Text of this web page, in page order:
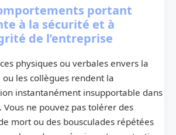
portant
à la sécurité et à
de l’entreprise
physiques ou verbales envers la
les collègues rendent la
instantanément insupportable dans
Vous ne pouvez pas tolérer des
mort ou des bousculades répétées